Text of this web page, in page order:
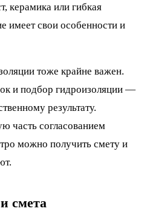
керамика или гибкая
имеет свои особенности и
тоже крайне важен.
и подбор гидроизоляции —
результату.
часть согласованием
можно получить смету и
смета